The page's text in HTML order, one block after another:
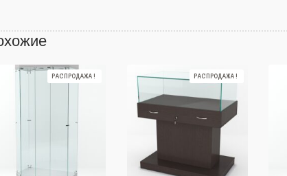
РАСПРОДАЖА! РАСПРОДАЖА!